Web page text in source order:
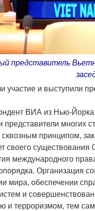
представитель
участие и выступили
ВИА из Нью-
многих
принципом,
своего
международного
Организация
мира, обеспечении
и
и терроризмом, тем